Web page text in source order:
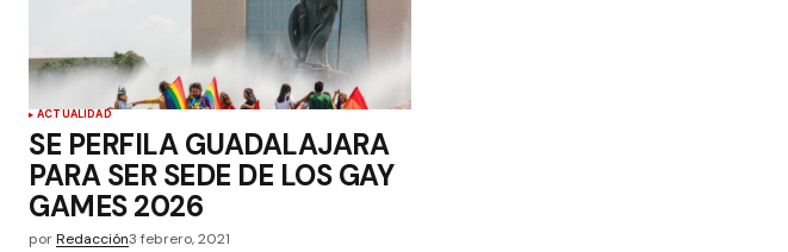
ACTUALIDAD
SE PERFILA GUADALAJARA
PARA SER SEDE DE LOS GAY
GAMES 2026
porRedacción3 febrero, 2021